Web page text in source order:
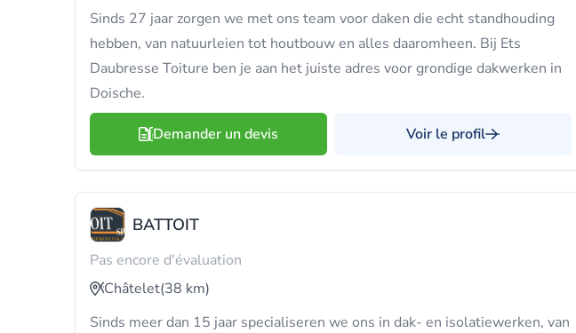
Sinds 27 jaar zorgen we met ons team voor daken die echt standhouding
hebben, van natuurleien tot houtbouw en alles daaromheen. Bij Ets
Daubresse Toiture ben je aan het juiste adres voor grondige dakwerken in
Doische.
Demander un devis Voir le profil
BATTOIT
Pas encore d'évaluation
Châtelet(38 km)
Sinds meer dan 15 jaar specialiseren we ons in dak- en isolatiewerken, van